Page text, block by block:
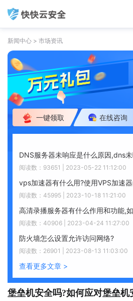
新闻中心 > 市场资讯
一键领取 在线咨询
DNS服务器未响应是什么原因,dns
阅读数：93651 | 2023-05-22 11:12:00
vps加速器有什么用?使用VPS加速
阅读数：45995 | 2023-10-18 11:21:00
高清录播服务器有什么作用和功能,
阅读数：40906 | 2023-04-24 11:27:00
防火墙怎么设置允许访问网络?
阅读数：26901 | 2023-08-13 11:03:00
查看更多文章 >
堡垒机安全吗?如何应对堡垒机